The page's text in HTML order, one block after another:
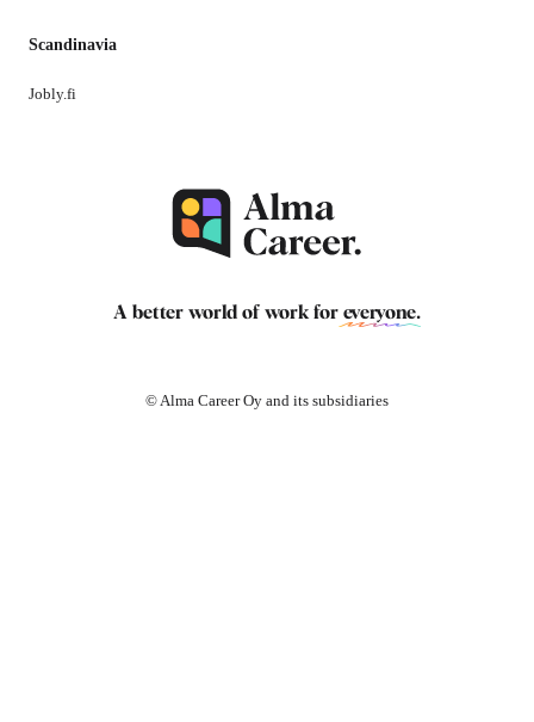
Scandinavia
Jobly.fi
A better world of work for everyone.
© Alma Career Oy and its subsidiaries